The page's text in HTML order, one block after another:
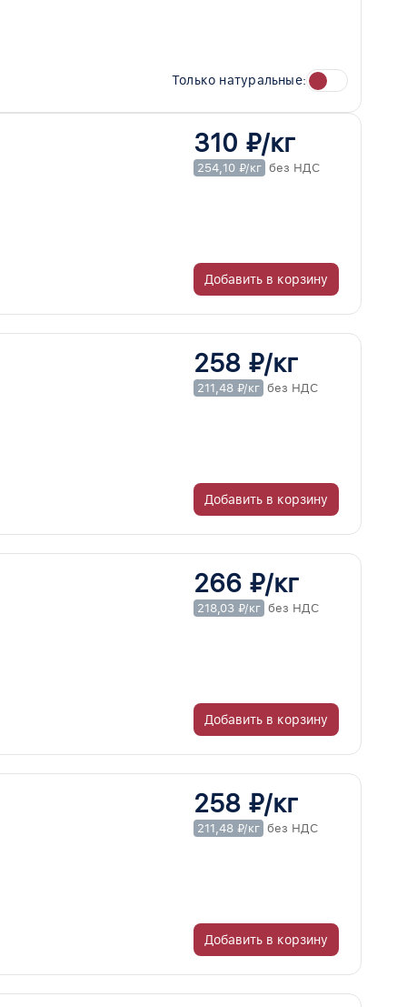
Только натуральные:
310 ₽/кг
254,10 ₽/кг без НДС
Добавить в корзину
258 ₽/кг
211,48 ₽/кг без НДС
Добавить в корзину
266 ₽/кг
218,03 ₽/кг без НДС
Добавить в корзину
258 ₽/кг
211,48 ₽/кг без НДС
Добавить в корзину